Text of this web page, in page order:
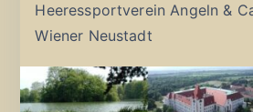
Heeressportverein Angeln &
Wiener Neustadt